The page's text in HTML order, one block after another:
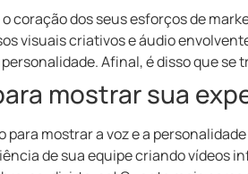
coração dos seus esforços de
visuais criativos e áudio
Afinal, é disso que se
mostrar sua
para mostrar a voz e a
de sua equipe criando vídeos